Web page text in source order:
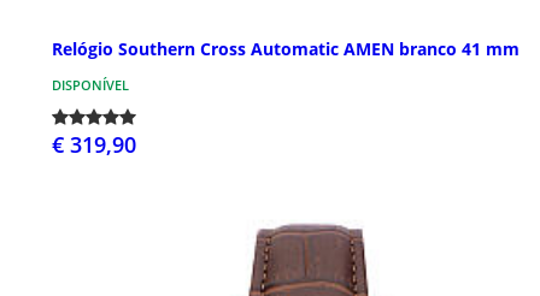
Relógio Southern Cross Automatic AMEN branco 41 mm
DISPONÍVEL
€ 319,90